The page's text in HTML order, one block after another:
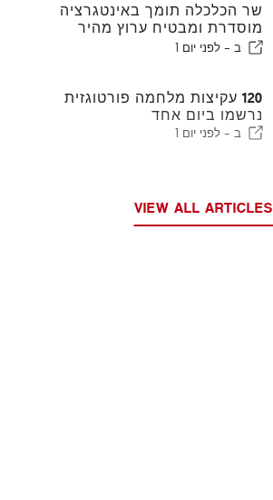
שר הכלכלה תומך באינטגרציה
מוסדרת ומבטיח ערוץ מהיר
לעולים
ב - לפני יום 1
120 עקיצות מלחמה פורטוגזית
נרשמו ביום אחד
ב - לפני יום 1
VIEW ALL ARTICLES